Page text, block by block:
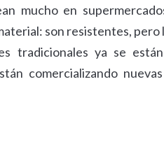
mucho en
son resistentes, pero
tradicionales ya se
comercializando